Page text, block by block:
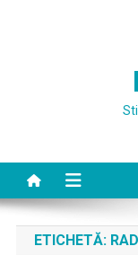
ETICHETĂ: